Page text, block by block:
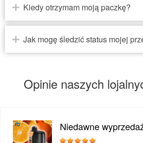
Kiedy otrzymam moją paczkę?
Jak mogę śledzić status mojej
Opinie naszych
Niedawne